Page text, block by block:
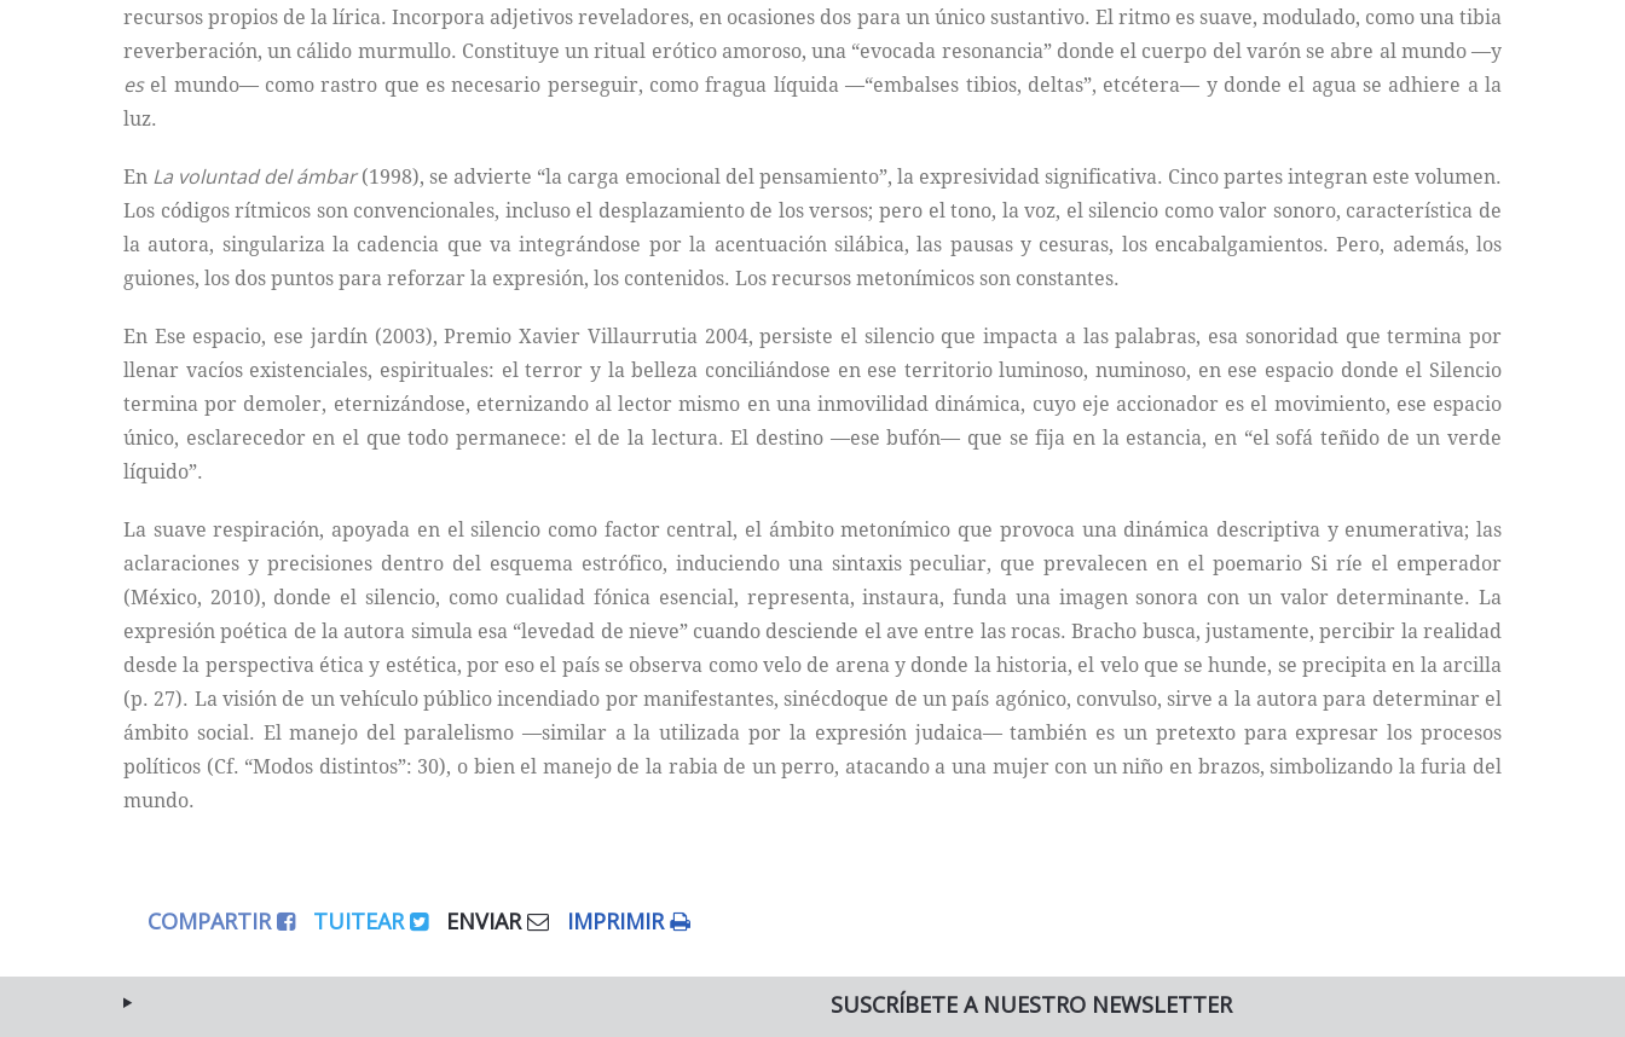
recursos propios de la lírica. Incorpora adjetivos reveladores, en ocasiones dos para un único sustantivo. El ritmo es suave, modulado, como una tibia
reverberación, un cálido murmullo. Constituye un ritual erótico amoroso, una “evocada resonancia” donde el cuerpo del varón se abre al mundo —y
esel mundo— como rastro que es necesario perseguir, como fragua líquida —“embalses tibios, deltas”, etcétera— y donde el agua se adhiere a la
luz.
En La voluntad del ámbar(1998), se advierte “la carga emocional del pensamiento”, la expresividad significativa. Cinco partes integran este volumen.
Los códigos rítmicos son convencionales, incluso el desplazamiento de los versos; pero el tono, la voz, el silencio como valor sonoro, característica de
la autora, singulariza la cadencia que va integrándose por la acentuación silábica, las pausas y cesuras, los encabalgamientos. Pero, además, los
guiones, los dos puntos para reforzar la expresión, los contenidos. Los recursos metonímicos son constantes.
En Ese espacio, ese jardín (2003), Premio Xavier Villaurrutia 2004, persiste el silencio que impacta a las palabras, esa sonoridad que termina por
llenar vacíos existenciales, espirituales: el terror y la belleza conciliándose en ese territorio luminoso, numinoso, en ese espacio donde el Silencio
termina por demoler, eternizándose, eternizando al lector mismo en una inmovilidad dinámica, cuyo eje accionador es el movimiento, ese espacio
único, esclarecedor en el que todo permanece: el de la lectura. El destino —ese bufón— que se fija en la estancia, en “el sofá teñido de un verde
líquido”.
La suave respiración, apoyada en el silencio como factor central, el ámbito metonímico que provoca una dinámica descriptiva y enumerativa; las
aclaraciones y precisiones dentro del esquema estrófico, induciendo una sintaxis peculiar, que prevalecen en el poemario Si ríe el emperador
(México, 2010), donde el silencio, como cualidad fónica esencial, representa, instaura, funda una imagen sonora con un valor determinante. La
expresión poética de la autora simula esa “levedad de nieve” cuando desciende el ave entre las rocas. Bracho busca, justamente, percibir la realidad
desde la perspectiva ética y estética, por eso el país se observa como velo de arena y donde la historia, el velo que se hunde, se precipita en la arcilla
(p. 27). La visión de un vehículo público incendiado por manifestantes, sinécdoque de un país agónico, convulso, sirve a la autora para determinar el
ámbito social. El manejo del paralelismo —similar a la utilizada por la expresión judaica— también es un pretexto para expresar los procesos
políticos (Cf. “Modos distintos”: 30), o bien el manejo de la rabia de un perro, atacando a una mujer con un niño en brazos, simbolizando la furia del
mundo.
COMPARTIR TUITEAR ENVIAR IMPRIMIR
SUSCRÍBETE A NUESTRO NEWSLETTER